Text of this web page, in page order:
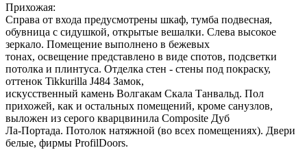
Прихожая:
Справа от входа предусмотрены шкаф, тумба подвесная,
обувница с сидушкой, открытые вешалки. Слева высокое
зеркало. Помещение выполнено в бежевых
тонах, освещение представлено в виде спотов, подсветки
потолка и плинтуса. Отделка стен - стены под покраску,
оттенок Tikkurilla J484 Замок,
искусственный камень Волгакам Скала Танвальд. Пол
прихожей, как и остальных помещений, кроме санузлов,
выложен из серого кварцвинила Composite Дуб
Ла-Портада. Потолок натяжной (во всех помещениях). Двери
белые, фирмы ProfilDoors.